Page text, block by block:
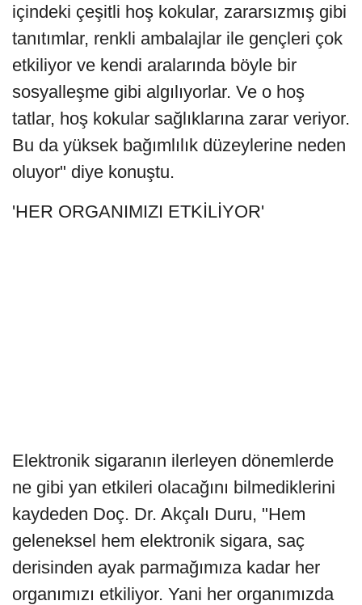
içindeki çeşitli hoş kokular, zararsızmış gibi
tanıtımlar, renkli ambalajlar ile gençleri çok
etkiliyor ve kendi aralarında böyle bir
sosyalleşme gibi algılıyorlar. Ve o hoş
tatlar, hoş kokular sağlıklarına zarar veriyor.
Bu da yüksek bağımlılık düzeylerine neden
oluyor" diye konuştu.
'HER ORGANIMIZI ETKİLİYOR'
Elektronik sigaranın ilerleyen dönemlerde
ne gibi yan etkileri olacağını bilmediklerini
kaydeden Doç. Dr. Akçalı Duru, "Hem
geleneksel hem elektronik sigara, saç
derisinden ayak parmağımıza kadar her
organımızı etkiliyor. Yani her organımızda